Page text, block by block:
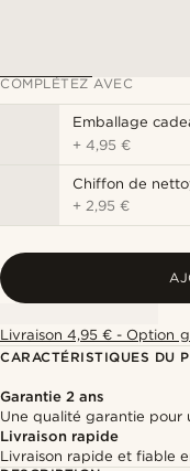
COMPLÉTEZ AVEC
Emballage
+4,95 €
Chiffon de
+ 2,95 €
Livraison 4,95 € - Option
CARACTÉRISTIQUES DU
Garantie 2 ans
Une qualité garantie pour
Livraison rapide
Livraison rapide et fiable